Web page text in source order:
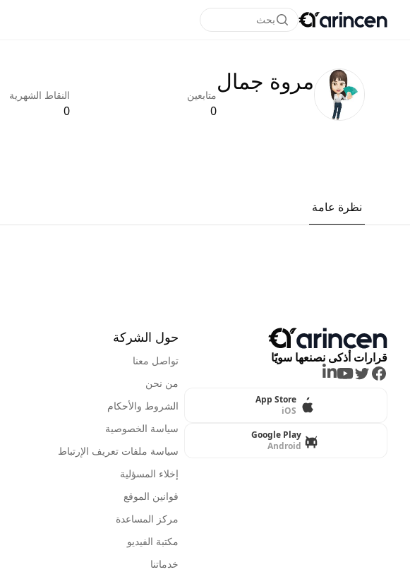
بحث
مروة جمالمتابعين
0
النقاط الشهرية
0
نظرة عامة
قرارات أذكى نصنعها سويًا
Facebook
Twitter
Youtube
LinkedIn
App Store
iOS
Google Play
Android
حول الشركة
تواصل معنا
من نحن
الشروط والأحكام
سياسة الخصوصية
سياسة ملفات تعريف الإرتباط
إخلاء المسؤلية
قوانين الموقع
مركز المساعدة
مكتبة الفيديو
خدماتنا